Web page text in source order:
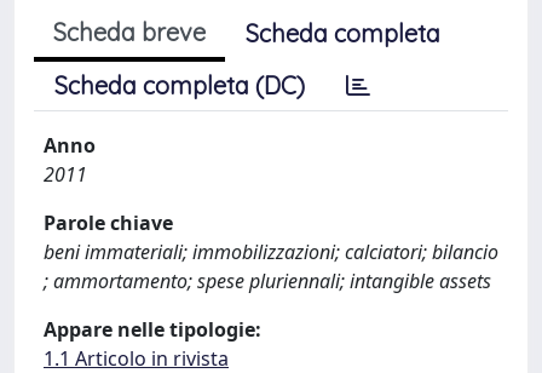
Scheda breve
Scheda completa
Scheda completa (DC)
Anno
2011
Parole chiave
beni immateriali; immobilizzazioni; calciatori; bilancio
; ammortamento; spese pluriennali; intangible assets
Appare nelle tipologie:
1.1 Articolo in rivista